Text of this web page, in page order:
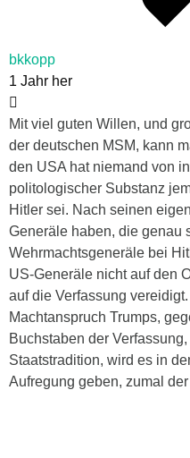
bkkopp
1 Jahr her
Mit viel guten Willen, und
der deutschen MSM, kann
den USA hat niemand von
politologischer Substanz
Hitler sei. Nach seinen
Generäle haben, die genau
Wehrmachtsgeneräle bei
US-Generäle nicht auf den
auf die Verfassung
Machtanspruch Trumps,
Buchstaben der
Staatstradition, wird es in
Aufregung geben, zumal